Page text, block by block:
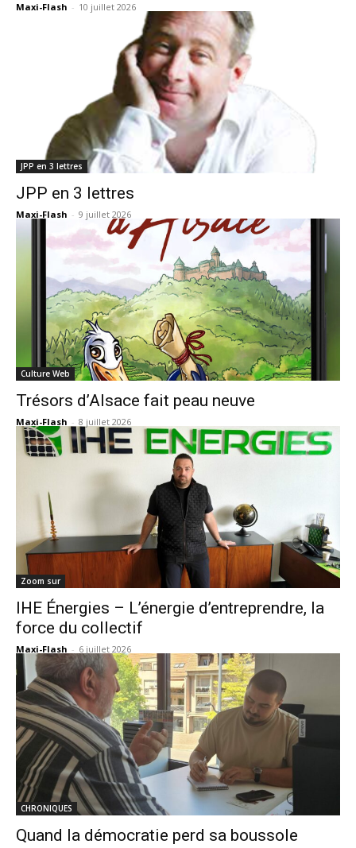
Maxi-Flash - 10 juillet 2026
JPP en 3 lettres
JPP en 3 lettres
Maxi-Flash - 9 juillet 2026
Culture Web
Trésors d’Alsace fait peau neuve
Maxi-Flash - 8 juillet 2026
Zoom sur
IHE Énergies – L’énergie d’entreprendre, la
force du collectif
Maxi-Flash - 6 juillet 2026
CHRONIQUES
Quand la démocratie perd sa boussole